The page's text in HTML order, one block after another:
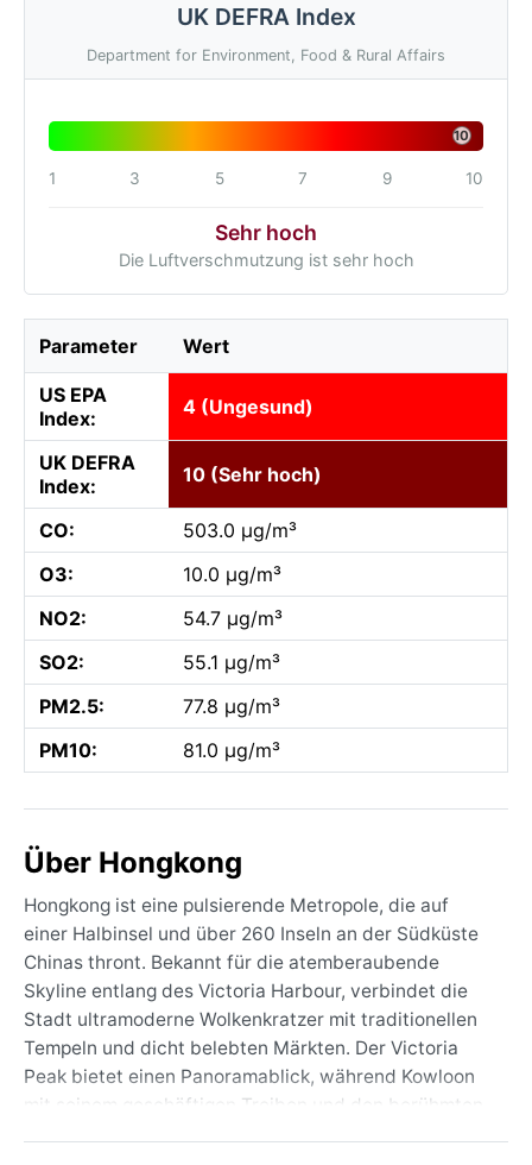
UK DEFRA Index
Department for Environment, Food & Rural Affairs
10
1 3 5 7 9 10
Sehr hoch
Die Luftverschmutzung ist sehr hoch
Parameter Wert
US EPA
Index:
4 (Ungesund)
UK DEFRA
Index:
10 (Sehr hoch)
CO:
503.0 µg/m³
O3:
10.0 µg/m³
NO2:
54.7 µg/m³
SO2:
55.1 µg/m³
PM2.5:
77.8 µg/m³
PM10:
81.0 µg/m³
Über Hongkong
Hongkong ist eine pulsierende Metropole, die auf
einer Halbinsel und über 260 Inseln an der Südküste
Chinas thront. Bekannt für die atemberaubende
Skyline entlang des Victoria Harbour, verbindet die
Stadt ultramoderne Wolkenkratzer mit traditionellen
Tempeln und dicht belebten Märkten. Der Victoria
Peak bietet einen Panoramablick, während Kowloon
mit seinem geschäftigen Treiben und den berühmten